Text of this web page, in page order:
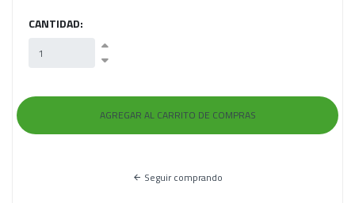
CANTIDAD:
Seguir comprando